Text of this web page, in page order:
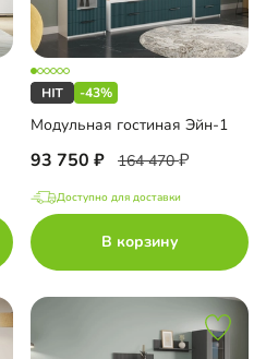
-43%
Модульная гостиная Эйн-1
93 750 164 470
Доступно для доставки
В корзину